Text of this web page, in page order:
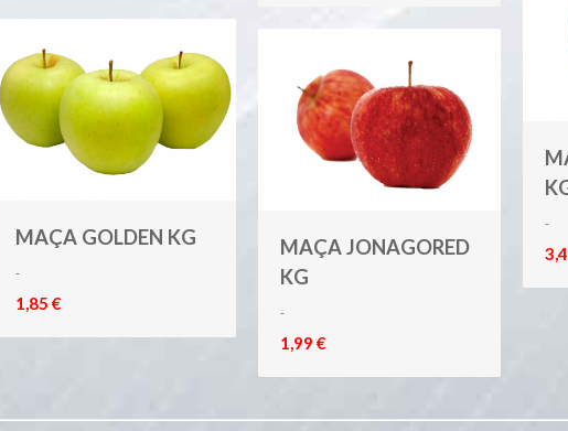
MAÇA GOLDEN KG
-
1,85 €
MAÇA JONAGORED
KG
-
1,99 €
-